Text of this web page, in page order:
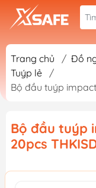
Trang chủ / Đồ
Tuýp lẻ
/
Bộ đầu tuýp
Bộ đầu tuýp
20pcs